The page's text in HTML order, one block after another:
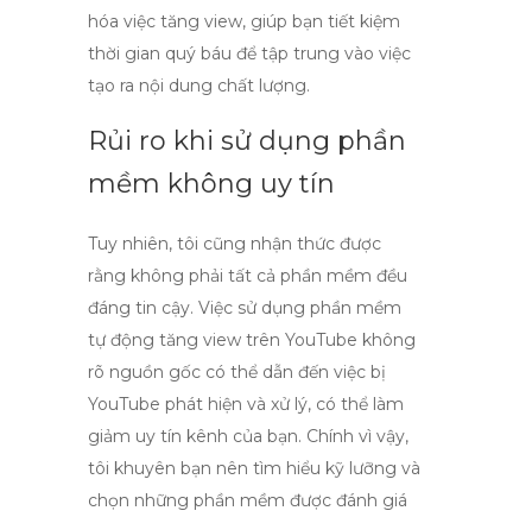
hóa việc tăng view, giúp bạn tiết kiệm
thời gian quý báu để tập trung vào việc
tạo ra nội dung chất lượng.
Rủi ro khi sử dụng phần
mềm không uy tín
Tuy nhiên, tôi cũng nhận thức được
rằng không phải tất cả phần mềm đều
đáng tin cậy. Việc sử dụng phần mềm
tự động tăng view trên YouTube không
rõ nguồn gốc có thể dẫn đến việc bị
YouTube phát hiện và xử lý, có thể làm
giảm uy tín kênh của bạn. Chính vì vậy,
tôi khuyên bạn nên tìm hiểu kỹ lưỡng và
chọn những phần mềm được đánh giá